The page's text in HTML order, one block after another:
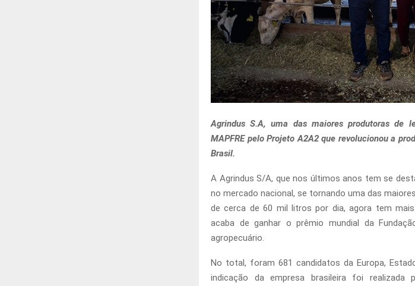
Agrindus S.A, uma das maiores produtoras de
MAPFRE pelo Projeto A2A2 que revolucionou a
Brasil.
A Agrindus S/A, que nos últimos anos tem se
no mercado nacional, se tornando uma das
de cerca de 60 mil litros por dia, agora tem
acaba de ganhar o prêmio mundial da
agropecuário.
No total, foram 681 candidatos da Europa,
indicação da empresa brasileira foi realizada